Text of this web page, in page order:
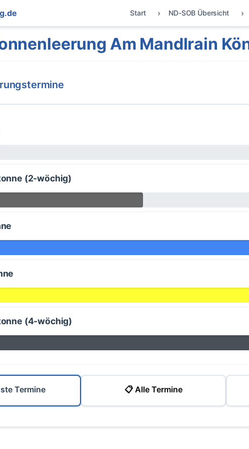
Start ND-SOB Übersicht
Am Mandlrain
(2-wöchig)
(4-wöchig)
Termine 📋 Alle Termine